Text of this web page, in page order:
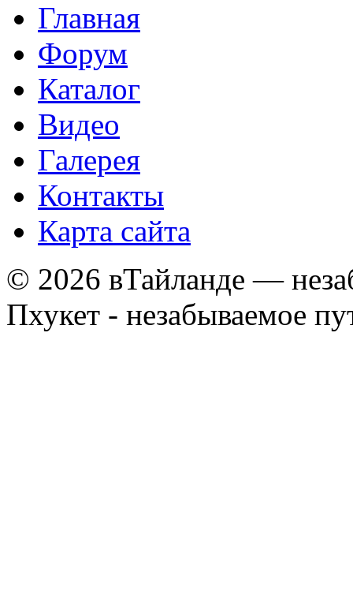
Главная
Форум
Каталог
Видео
Галерея
Контакты
Карта сайта
© 2026 вТайланде —
Пхукет - незабываемое